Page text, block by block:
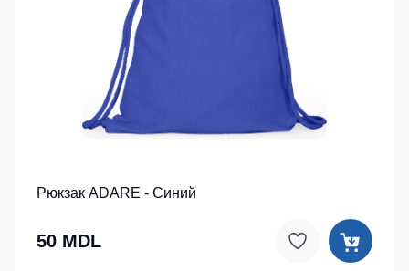
Рюкзак ADARE - Синий
50 MDL